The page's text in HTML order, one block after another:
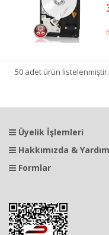
50 adet ürün
Üyelik İşlemleri
Hakkımızda & Yardım
Formlar